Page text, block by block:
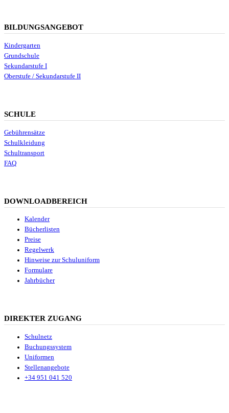
BILDUNGSANGEBOT
Kindergarten
Grundschule
Sekundarstufe I
Oberstufe / Sekundarstufe II
SCHULE
Gebührensätze
Schulkleidung
Schultransport
FAQ
DOWNLOADBEREICH
Kalender
Bücherlisten
Preise
Regelwerk
Hinweise zur Schuluniform
Formulare
Jahrbücher
DIREKTER ZUGANG
Schulnetz
Buchungssystem
Uniformen
Stellenangebote
+34 951 041 520